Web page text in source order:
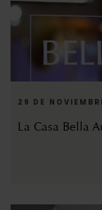
29 DE
La Casa Bella